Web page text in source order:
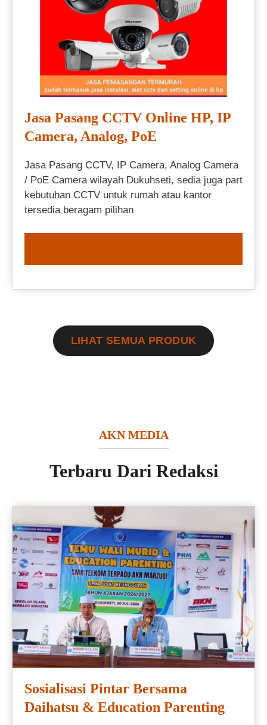
Jasa Pasang CCTV Online HP, IP
Camera, Analog, PoE
Jasa Pasang CCTV, IP Camera, Analog Camera
/ PoE Camera wilayah Dukuhseti, sedia juga part
kebutuhan CCTV untuk rumah atau kantor
tersedia beragam pilihan
LIHAT SEMUA PRODUK
AKN MEDIA
Terbaru Dari Redaksi
Sosialisasi Pintar Bersama
Daihatsu & Education Parenting